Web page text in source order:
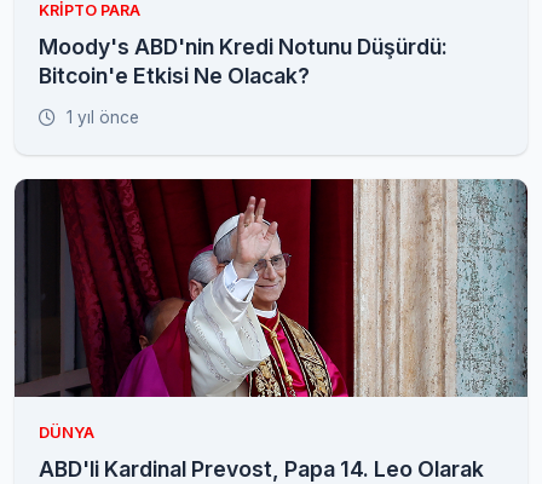
KRIPTO PARA
Moody's ABD'nin Kredi Notunu Düşürdü:
Bitcoin'e Etkisi Ne Olacak?
1 yıl önce
DÜNYA
ABD'li Kardinal Prevost, Papa 14. Leo Olarak